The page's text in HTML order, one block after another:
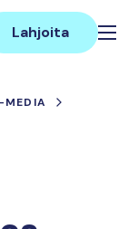
Lahjoita
MEDIA